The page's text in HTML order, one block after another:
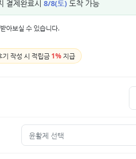
결제완료시 8/8(토) 도착 가능
아보실 수 있습니다.
기 작성 시 적립금 1% 지급
윤활제 선택